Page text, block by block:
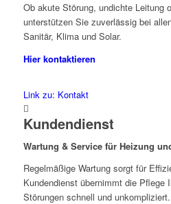
Ob akute Störung, undichte Leitung
unterstützen Sie zuverlässig bei
Sanitär, Klima und Solar.
Hier kontaktieren
Link zu: Kontakt
Kundendienst
Wartung & Service für Heizung
Regelmäßige Wartung sorgt für
Kundendienst übernimmt die Pflege
Störungen schnell und unkompliziert.